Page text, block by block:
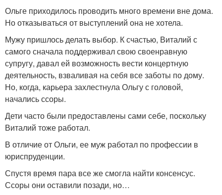
Ольге приходилось проводить много времени вне дома.
Но отказываться от выступлений она не хотела.
Мужу пришлось делать выбор. К счастью, Виталий с
самого сначала поддерживал свою своенравную
супругу, давал ей возможность вести концертную
деятельность, взваливая на себя все заботы по дому.
Но, когда, карьера захлестнула Ольгу с головой,
начались ссоры.
Дети часто были предоставлены сами себе, поскольку
Виталий тоже работал.
В отличие от Ольги, ее муж работал по профессии в
юриспруденции.
Спустя время пара все же смогла найти консенсус.
Ссоры они оставили позади, но…